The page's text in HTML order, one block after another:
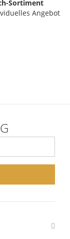
Sortiment
Angebot